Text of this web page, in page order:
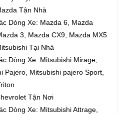
Tận Nhà
Dòng Xe: Mazda 6, Mazda
3, Mazda CX9, Mazda MX5
Tại Nhà
Dòng Xe: Mitsubishi Mirage,
Pajero, Mitsubishi pajero Sport,
Tận Nơi
Dòng Xe: Mitsubishi Attrage,